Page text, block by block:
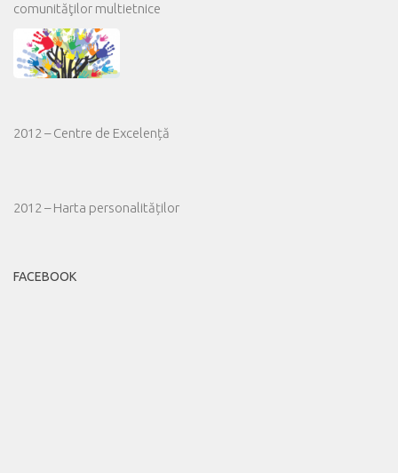
comunităţilor multietnice
2012 – Centre de Excelență
2012 – Harta personalităților
FACEBOOK